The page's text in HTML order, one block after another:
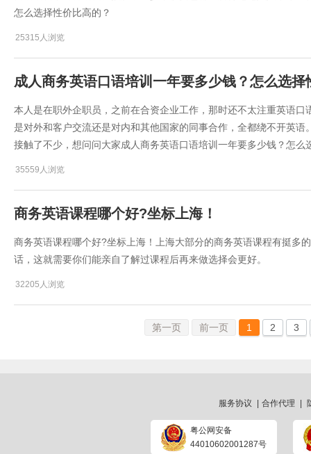
怎么选择性价比高的？
25315人浏览
成人商务英语口语培训一年要多少钱？怎么选择
本人是在职外企职员，之前在合资企业工作，那时还不太注重英语
是对外和客户交流还是对内和其他国家的同事合作，全都绕不开英
接触了不少，想问问大家成人商务英语口语培训一年要多少钱？怎么
35559人浏览
商务英语课程哪个好?坐标上海！
商务英语课程哪个好?坐标上海！上海大部分的商务英语课程有挺多
话，这就需要你们能亲自了解过课程后再来做选择会更好。
32205人浏览
第一页 前一页 1 2 3
服务协议 合作代理
粤公网安备
44010602001287号